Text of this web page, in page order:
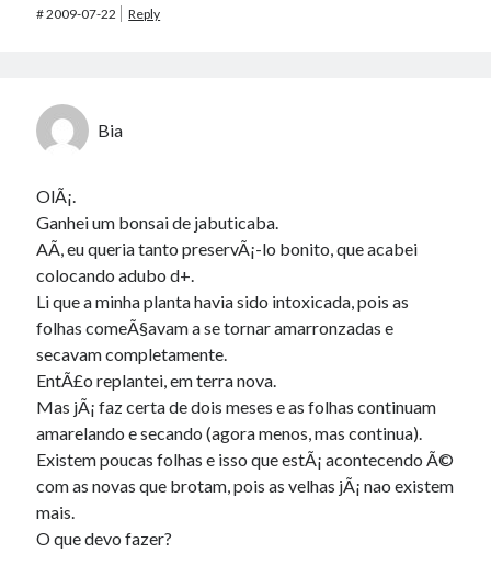
#2009-07-22 Reply
Bia
OlÃ¡.
Ganhei um bonsai de jabuticaba.
AÃ­, eu queria tanto preservÃ¡-lo bonito, que acabei
colocando adubo d+.
Li que a minha planta havia sido intoxicada, pois as
folhas comeÃ§avam a se tornar amarronzadas e
secavam completamente.
EntÃ£o replantei, em terra nova.
Mas jÃ¡ faz certa de dois meses e as folhas continuam
amarelando e secando (agora menos, mas continua).
Existem poucas folhas e isso que estÃ¡ acontecendo Ã©
com as novas que brotam, pois as velhas jÃ¡ nao existem
mais.
O que devo fazer?